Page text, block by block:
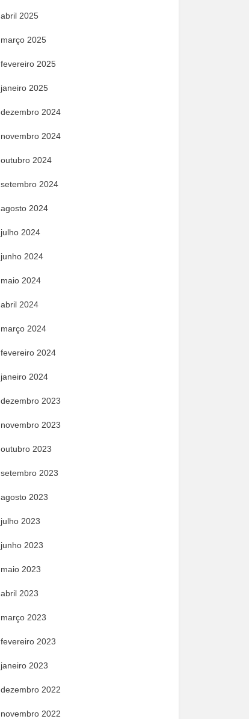
abril 2025
março 2025
fevereiro 2025
janeiro 2025
dezembro 2024
novembro 2024
outubro 2024
setembro 2024
agosto 2024
julho 2024
junho 2024
maio 2024
abril 2024
março 2024
fevereiro 2024
janeiro 2024
dezembro 2023
novembro 2023
outubro 2023
setembro 2023
agosto 2023
julho 2023
junho 2023
maio 2023
abril 2023
março 2023
fevereiro 2023
janeiro 2023
dezembro 2022
novembro 2022